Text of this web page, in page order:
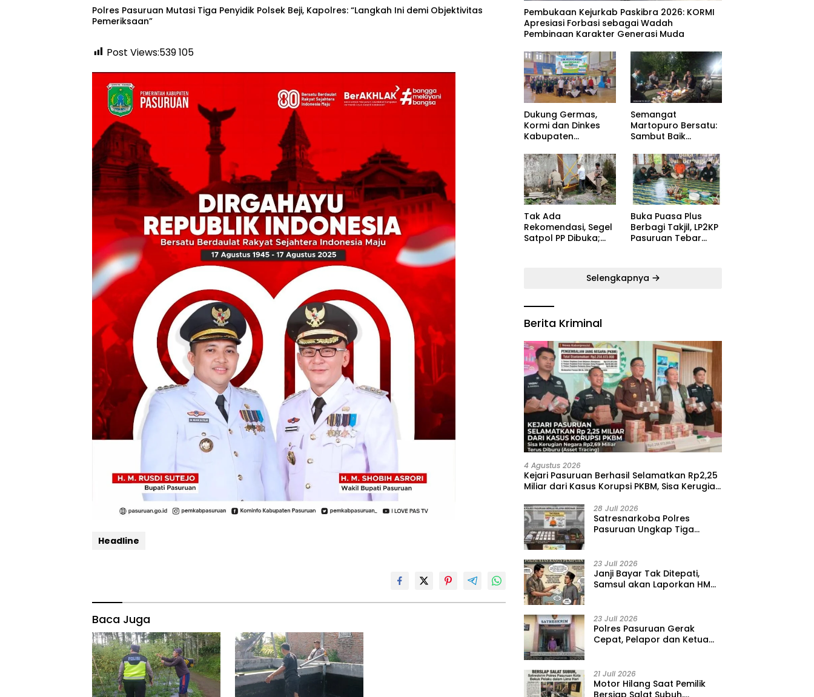
‎Polres Pasuruan Mutasi Tiga Penyidik Polsek Beji, Kapolres: “Langkah Ini demi Objektivitas
Pemeriksaan”
Post Views:539105
Headline
Baca Juga
‎Pembukaan Kejurkab Paskibra 2026: KORMI
Apresiasi Forbasi sebagai Wadah
Pembinaan Karakter Generasi Muda
Dukung Germas,
Kormi dan Dinkes
Kabupaten
Kebugaran
Masyarakat
Semangat
Martopuro Bersatu:
Sambut Baik
Kecamatan Satu
Pelatih Demi
Kebangkitan
Persekabpas
‎Tak Ada
Rekomendasi, Segel
Satpol PP Dibuka;
‎Buka Puasa Plus
Berbagi Takjil, LP2KP
Pasuruan Tebar
Selengkapnya
Berita Kriminal
4 Agustus 2026
Kejari Pasuruan Berhasil Selamatkan Rp2,25
Miliar dari Kasus Korupsi PKBM, Sisa Kerugian
28 Juli 2026
‎Satresnarkoba Polres
Pasuruan Ungkap Tiga
23 Juli 2026
‎Janji Bayar Tak Ditepati,
Samsul akan Laporkan HMD
23 Juli 2026
‎Polres Pasuruan Gerak
Cepat, Pelapor dan Ketua
Pasar Desa Randupitu ‎
21 Juli 2026
‎Motor Hilang Saat Pemilik
Bersiap Salat Subuh,